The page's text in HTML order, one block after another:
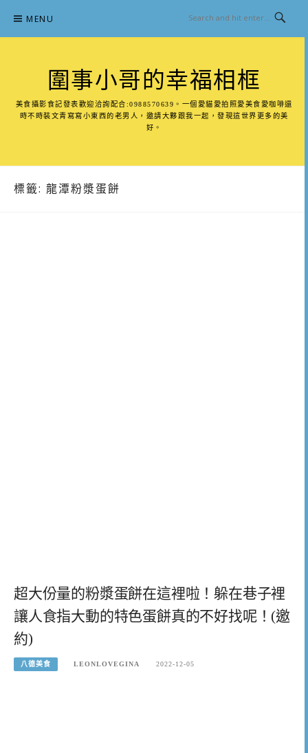
content
MENU
圍事小哥的幸福相框
美食攝影食記發表歡迎洽詢配合:0988570639。一個愛貓愛拍照愛美食愛咖啡還
時不時裝文青寫寫小東西的老男人，邀請大夥跟我一起，發現這世界更多的美
好。
標籤: 龍潭粉漿蛋餅
超大份量的粉漿蛋餅在這裡啦！躲在巷子裡
讓人食指大動的特色蛋餅真的不好找呢！(邀
約)
八德美食 LEONLOVEGINA 2022-12-05